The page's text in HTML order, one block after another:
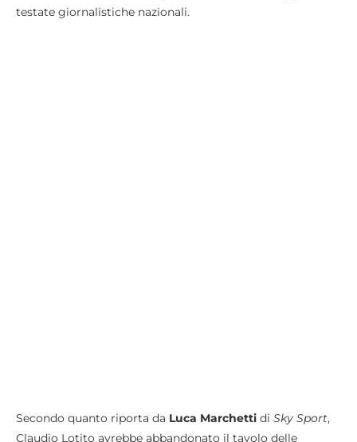
testate giornalistiche nazionali.
Secondo quanto riporta da Luca Marchetti di Sky Sport,
Claudio Lotito avrebbe abbandonato il tavolo delle